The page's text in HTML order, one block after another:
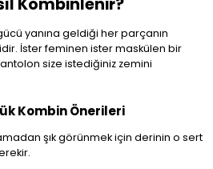
Kombinlenir?
yanına geldiği her parçanın
İster feminen ister maskülen bir
size istediğiniz zemini
Kombin Önerileri
şık görünmek için derinin o sert